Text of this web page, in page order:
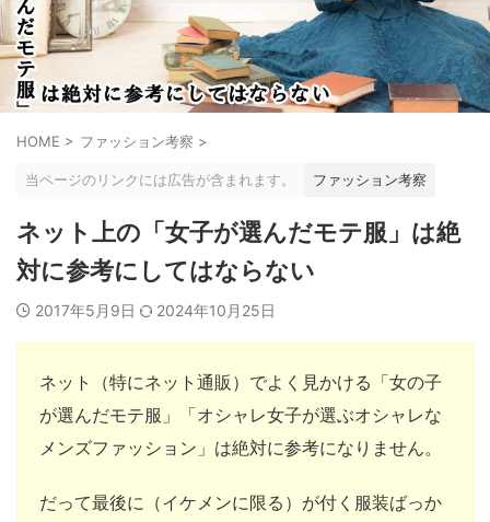
HOME > ファッション考察 >
当ページのリンクには広告が含まれます。 ファッション考察
ネット上の「女子が選んだモテ服」は絶
対に参考にしてはならない
2017年5月9日 2024年10月25日
ネット（特にネット通販）でよく見かける「女の子
が選んだモテ服」「オシャレ女子が選ぶオシャレな
メンズファッション」は絶対に参考になりません。
だって最後に（イケメンに限る）が付く服装ばっか